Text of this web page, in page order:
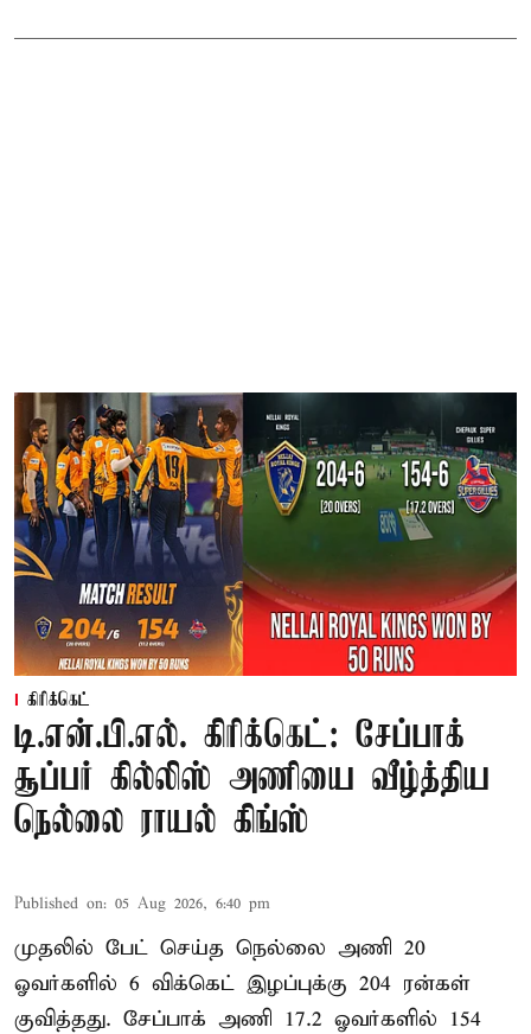
கிரிக்கெட்
டி.என்.பி.எல். கிரிக்கெட்: சேப்பாக்
சூப்பர் கில்லிஸ் அணியை வீழ்த்திய
நெல்லை ராயல் கிங்ஸ்
Published on: 05 Aug 2026, 6:40 pm
முதலில் பேட் செய்த நெல்லை அணி 20
ஓவர்களில் 6 விக்கெட் இழப்புக்கு 204 ரன்கள்
குவித்தது. சேப்பாக் அணி 17.2 ஓவர்களில் 154